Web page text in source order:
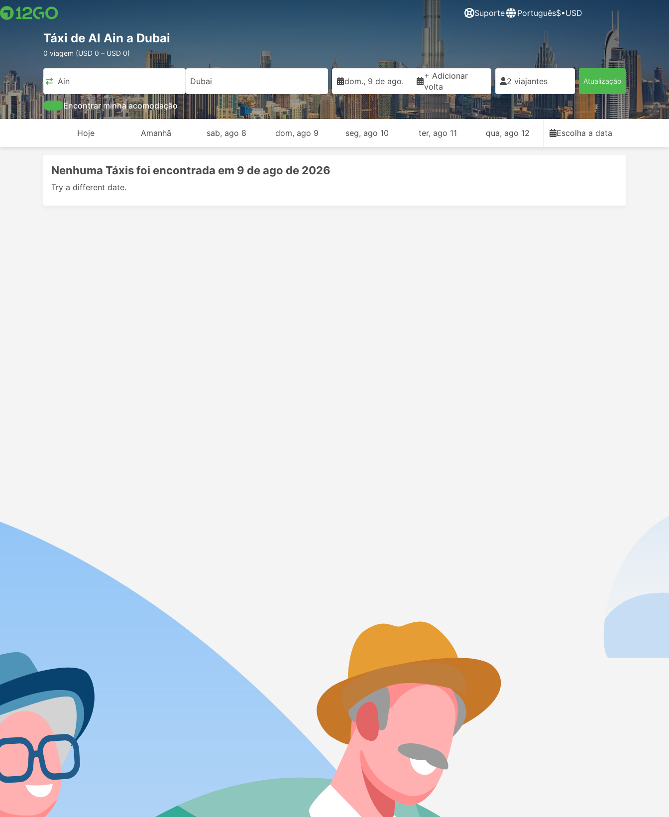
Suporte Português$•USD
Táxi de Al Ain a Dubai
0 viagem (USD 0 – USD 0)
Al Ain Dubai dom., 9 de ago.
+ Adicionar
volta
2 viajantes Atualização
Encontrar minha acomodação
Hoje Amanhã sab, ago 8 dom, ago 9 seg, ago 10 ter, ago 11 qua, ago 12 Escolha a data
Nenhuma Táxis foi encontrada em 9 de ago de 2026
Try a different date.